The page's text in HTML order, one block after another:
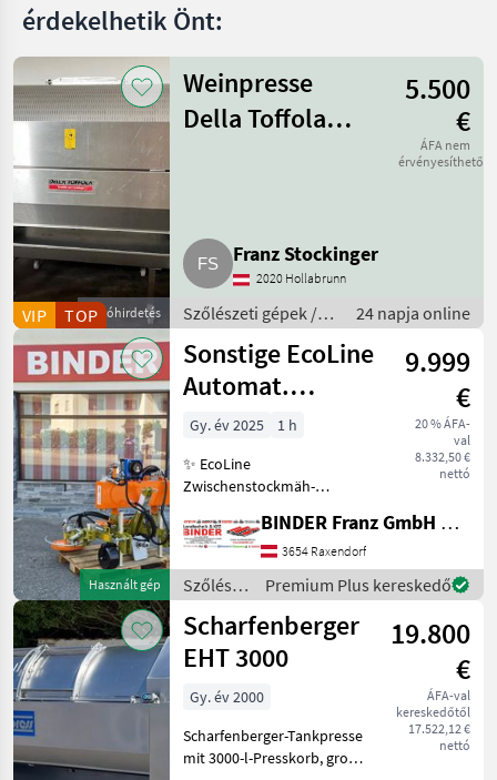
érdekelhetik Önt:
Apróhirdetés
VIP TOP
Weinpresse
Della Toffola
5.500
€
ÁFA nem
érvényesíthető
Franz Stockinger
2020 Hollabrunn
Szőlészeti gépek /
Pincészeti gépek
24 napja online
Használt gép
Sonstige EcoLine
Automat.
Zwischenstockmäher
Ostraticky
9.999
€
20 % ÁFA-
val
8.332,50 €
nettó
Gy. év 2025
1 h
✨ EcoLine
Zwischenstockmäh-
Ostraticky MSO-400HP ✔️
durch Eigenölversorgung
ist Mähen auch ✔️ mit
kleineren Traktoren
problemlos möglich!
BINDER Franz GmbH & CoKG
3654 Raxendorf
Szőlészeti
gépek /
Sonstige
Premium Plus kereskedő
Scharfenberger
EHT 3000
19.800
€
ÁFA-val
kereskedőtől
17.522,12 €
nettó
Gy. év 2000
Scharfenberger-Tankpresse
mit 3000-l-Presskorb, große